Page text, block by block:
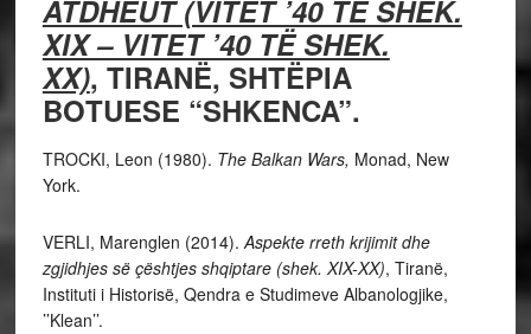
ATDHEUT (VITET ’40 TË SHEK.
XIX – VITET ’40 TË SHEK.
XX), TIRANË, SHTËPIA
BOTUESE “SHKENCA”.
TROCKI, Leon (1980). The Balkan Wars, Monad, New
York.
VERLI, Marenglen (2014).Aspekte rreth krijimit dhe
zgjidhjes së çështjes shqiptare (shek. XIX-XX), Tiranë,
Instituti i Historisë, Qendra e Studimeve Albanologjike,
’’Klean’’.